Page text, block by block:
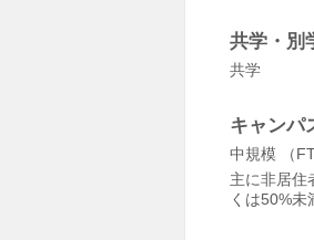
共学・別
共学
キャンパ
中規模 （
主に非居住
くは50%未